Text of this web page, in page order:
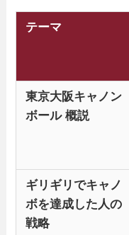
テーマ
東京大阪キャノン
ボール 概説
ギリギリでキャノ
ボを達成した人の
戦略